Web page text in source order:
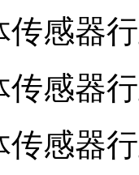
感器行
感器行
感器行